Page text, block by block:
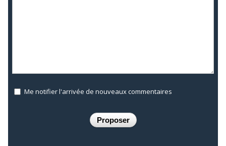
Me notifier l'arrivée de nouveaux commentaires